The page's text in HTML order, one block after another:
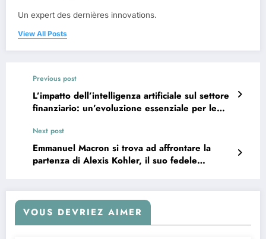
Un expert des dernières innovations.
View All Posts
Previous post
L’impatto dell’intelligenza artificiale sul settore
finanziario: un’evoluzione essenziale per le
Next post
Emmanuel Macron si trova ad affrontare la
partenza di Alexis Kohler, il suo fedele
VOUS DEVRIEZ AIMER